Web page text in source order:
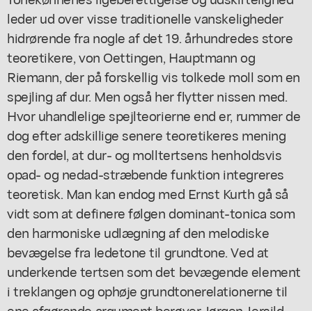
leder ud over visse traditionelle vanskeligheder
hidrørende fra nogle af det 19. århundredes store
teoretikere, von Oettingen, Hauptmann og
Riemann, der på forskellig vis tolkede moll som en
spejling af dur. Men også her flytter nissen med.
Hvor uhandlelige spejlteorierne end er, rummer de
dog efter adskillige senere teoretikeres mening
den fordel, at dur- og molltertsens henholdsvis
opad- og nedad-stræbende funktion integreres
teoretisk. Man kan endog med Ernst Kurth gå så
vidt som at definere følgen dominant-tonica som
den harmoniske udlægning af den melodiske
bevægelse fra ledetone til grundtone. Ved at
underkende tertsen som det bevægende element
i treklangen og ophøje grundtonerelationerne til